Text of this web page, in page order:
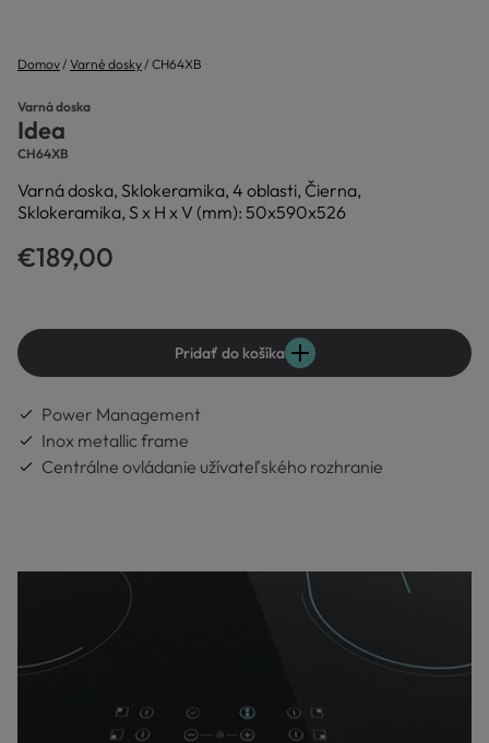
Domov Varné dosky CH64XB
Varná doska
Idea
CH64XB
Varná doska, Sklokeramika, 4 oblasti, Čierna,
Sklokeramika, S x H x V (mm): 50x590x526
€189,00
Pridať do košíka
Power Management
Inox metallic frame
Centrálne ovládanie užívateľského rozhranie